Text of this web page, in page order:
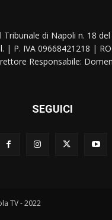
Tribunale di Napoli n. 18
| P. IVA 09668421218 |
Responsabile:
SEGUICI
TV - 2022